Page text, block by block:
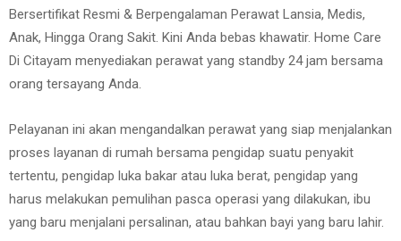
Bersertifikat Resmi & Berpengalaman Perawat Lansia, Medis,
Anak, Hingga Orang Sakit. Kini Anda bebas khawatir. Home Care
Di Citayam menyediakan perawat yang standby 24 jam bersama
orang tersayang Anda.
Pelayanan ini akan mengandalkan perawat yang siap menjalankan
proses layanan di rumah bersama pengidap suatu penyakit
tertentu, pengidap luka bakar atau luka berat, pengidap yang
harus melakukan pemulihan pasca operasi yang dilakukan, ibu
yang baru menjalani persalinan, atau bahkan bayi yang baru lahir.